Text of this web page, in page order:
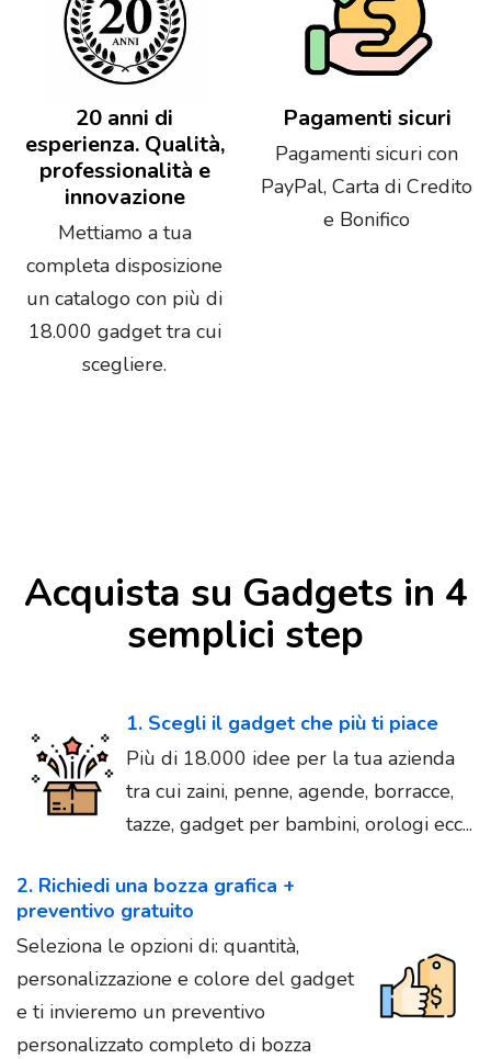
20 anni di
esperienza. Qualità,
professionalità e
innovazione
Mettiamo a tua
completa disposizione
un catalogo con più di
18.000 gadget tra cui
scegliere.
Pagamenti sicuri
Pagamenti sicuri con
PayPal, Carta di Credito
e Bonifico
Acquista su Gadgets in 4
semplici step
1. Scegli il gadget che più ti piace
Più di 18.000 idee per la tua azienda
tra cui zaini, penne, agende, borracce,
tazze, gadget per bambini, orologi ecc...
2. Richiedi una bozza grafica +
preventivo gratuito
Seleziona le opzioni di: quantità,
personalizzazione e colore del gadget
e ti invieremo un preventivo
personalizzato completo di bozza